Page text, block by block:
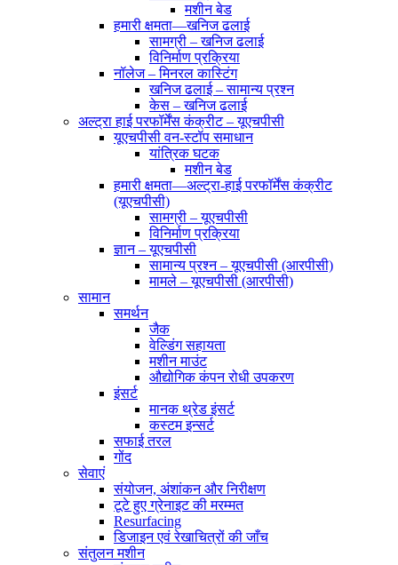
मशीन बेड
हमारी क्षमता—खनिज ढलाई
सामग्री – खनिज ढलाई
विनिर्माण प्रक्रिया
नॉलेज – मिनरल कास्टिंग
खनिज ढलाई – सामान्य प्रश्न
केस – खनिज ढलाई
अल्ट्रा हाई परफॉर्मेंस कंक्रीट – यूएचपीसी
यूएचपीसी वन-स्टॉप समाधान
यांत्रिक घटक
मशीन बेड
हमारी क्षमता—अल्ट्रा-हाई परफॉर्मेंस कंक्रीट
(यूएचपीसी)
सामग्री – यूएचपीसी
विनिर्माण प्रक्रिया
ज्ञान – यूएचपीसी
सामान्य प्रश्न – यूएचपीसी (आरपीसी)
मामले – यूएचपीसी (आरपीसी)
सामान
समर्थन
जैक
वेल्डिंग सहायता
मशीन माउंट
औद्योगिक कंपन रोधी उपकरण
इंसर्ट
मानक थ्रेड इंसर्ट
कस्टम इन्सर्ट
सफाई तरल
गोंद
सेवाएं
संयोजन, अंशांकन और निरीक्षण
टूटे हुए ग्रेनाइट की मरम्मत
Resurfacing
डिजाइन एवं रेखाचित्रों की जाँच
संतुलन मशीन